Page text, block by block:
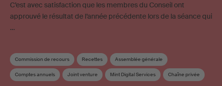
C’est avec satisfaction que les membres du Conseil ont
approuvé le résultat de l’année précédente lors de la séance qui
…
Commission de recours Recettes Assemblée générale
Comptes annuels Joint venture Mint Digital Services Chaîne privée